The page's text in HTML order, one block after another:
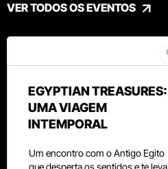
VER TODOS OS EVENTOS
EGYPTIAN TREASURES:
UMA VIAGEM
INTEMPORAL
Um encontro com oAntigo Egito
que desperta os sentidos e te leva